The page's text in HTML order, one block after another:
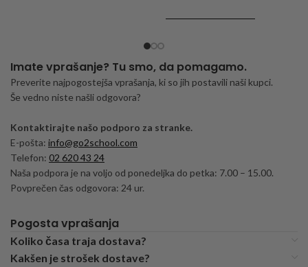
Imate vprašanje? Tu smo, da pomagamo.
Preverite najpogostejša vprašanja, ki so jih postavili naši kupci.
Še vedno niste našli odgovora?
Kontaktirajte našo podporo za stranke.
E-pošta: info@go2school.com
Telefon: 02 620 43 24
Naša podpora je na voljo od ponedeljka do petka: 7.00 – 15.00.
Povprečen čas odgovora: 24 ur.
Pogosta vprašanja
Koliko časa traja dostava?
Kakšen je strošek dostave?